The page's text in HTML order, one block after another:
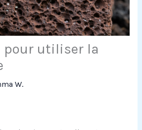
pour utiliser la
W.